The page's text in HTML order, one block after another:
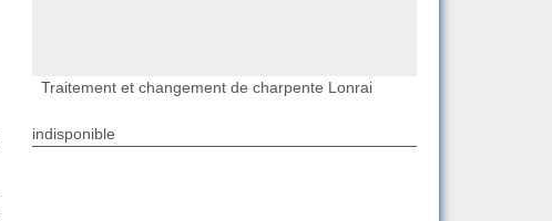
Traitement et changement de charpente Lonrai
indisponible